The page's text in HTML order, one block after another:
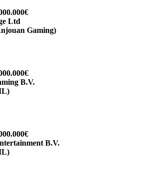
Ltd
Gaming)
B.V.
B.V.